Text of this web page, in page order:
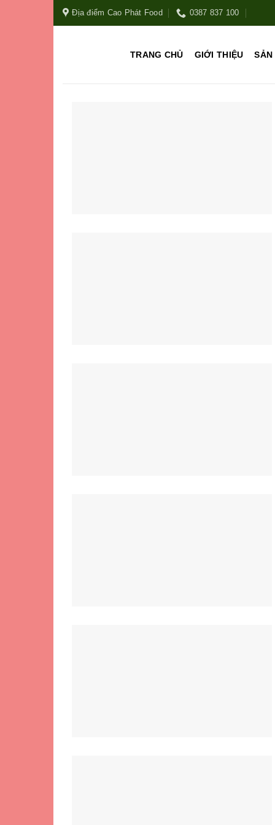
Địa điểm Cao Phát Food 0387 837 100
TRANG CHỦ GIỚI THIỆU SẢN